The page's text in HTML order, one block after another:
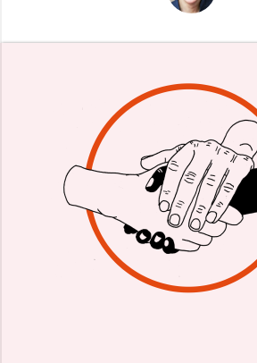
im Jakob-
Gauland
als
des
Blick auf
„gärige
Premiere.
Lange
Osten